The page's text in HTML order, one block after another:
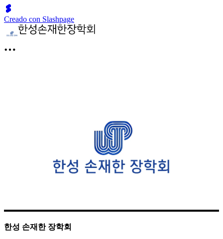
Creado con Slashpage
한성 손재한 장학회